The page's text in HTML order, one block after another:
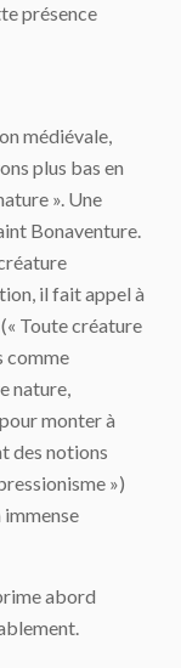
présence
médiévale,
plus bas en
». Une
Bonaventure.
il fait appel à
Toute créature
comme
nature,
monter à
des notions
»)
immense
abord